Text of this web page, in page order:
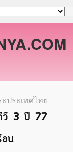
ประเทศไทย
วี 3 ปี 77
น